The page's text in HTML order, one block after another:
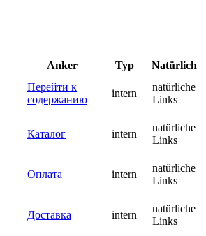
Anker Typ
Natürlich
Перейти к
содержанию
intern
natürliche
Links
Каталог intern
natürliche
Links
Оплата intern
natürliche
Links
Доставка intern
natürliche
Links